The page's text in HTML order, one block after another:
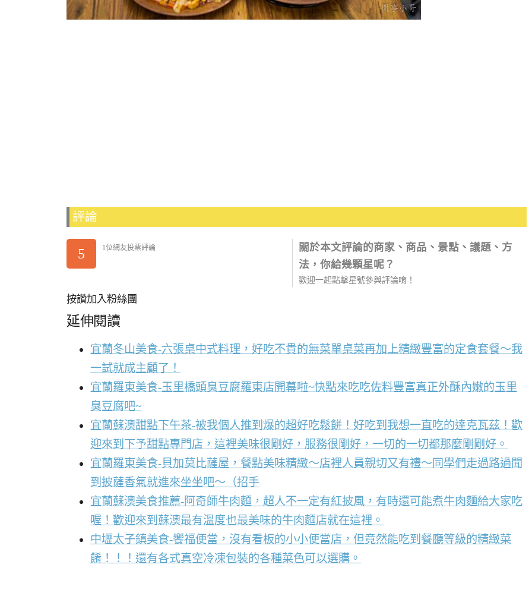
評論
5 1位網友投票評論
關於本文評論的商家、商品、景點、議題、方
法，你給幾顆星呢？
歡迎一起點擊星號參與評論唷！
按讚加入粉絲團
延伸閱讀
宜蘭冬山美食-六張桌中式料理，好吃不貴的無菜單桌菜再加上精緻豐富的定食套餐～我
一試就成主顧了！
宜蘭羅東美食-玉里橋頭臭豆腐羅東店開幕啦~快點來吃吃佐料豐富真正外酥內嫩的玉里
臭豆腐吧~
宜蘭蘇澳甜點下午茶-被我個人推到爆的超好吃鬆餅！好吃到我想一直吃的達克瓦茲！歡
迎來到下予甜點專門店，這裡美味很剛好，服務很剛好，一切的一切都那麼剛剛好。
宜蘭羅東美食-貝加莫比薩屋，餐點美味精緻～店裡人員親切又有禮～同學們走過路過聞
到披薩香氣就進來坐坐吧～（招手
宜蘭蘇澳美食推薦-阿奇師牛肉麵，超人不一定有紅披風，有時還可能煮牛肉麵給大家吃
喔！歡迎來到蘇澳最有溫度也最美味的牛肉麵店就在這裡。
中壢太子鎮美食-饗福便當，沒有看板的小小便當店，但竟然能吃到餐廳等級的精緻菜
餚！！！還有各式真空冷凍包裝的各種菜色可以選購。